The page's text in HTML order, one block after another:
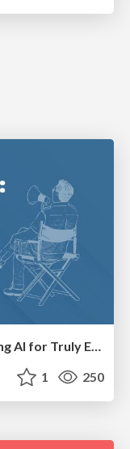
The Director’s Chair: Orchestrating AI for Truly Effective Learning
1 250